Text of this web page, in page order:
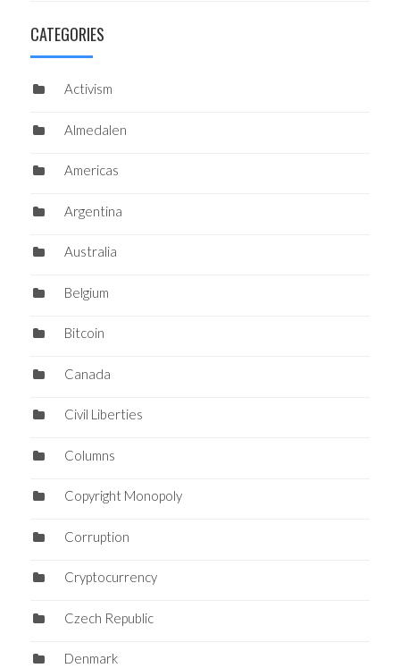
CATEGORIES
Activism
Almedalen
Americas
Argentina
Australia
Belgium
Bitcoin
Canada
Civil Liberties
Columns
Copyright Monopoly
Corruption
Cryptocurrency
Czech Republic
Denmark